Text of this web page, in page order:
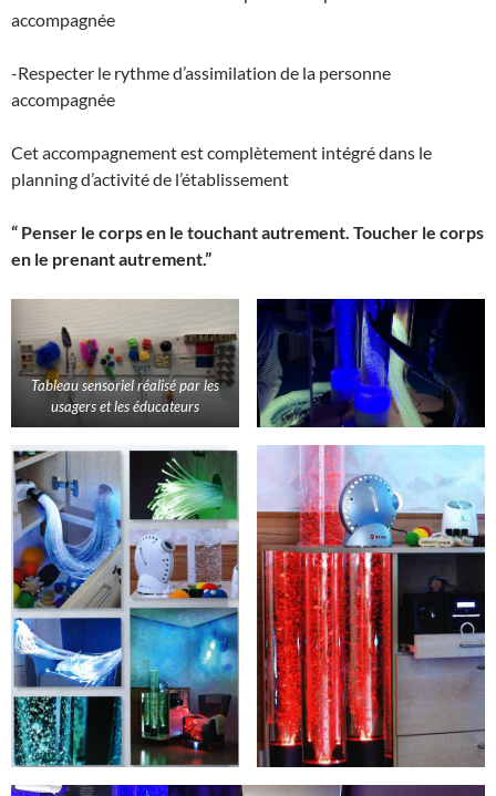
accompagnée
-Respecter le rythme d’assimilation de la personne
accompagnée
Cet accompagnement est complètement intégré dans le
planning d’activité de l’établissement
“ Penser le corps en le touchant autrement. Toucher le corps
en le prenant autrement.”
Tableau sensoriel réalisé par les
usagers et les éducateurs